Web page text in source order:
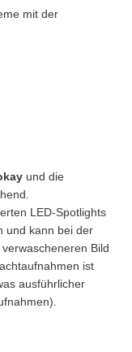
mit der
und die
LED-Spotlights
und kann bei der
Bild
ist
ausführlicher